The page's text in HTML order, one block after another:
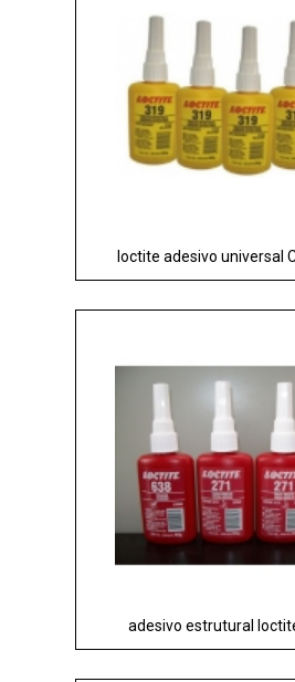
loctite adesivo universal
adesivo estrutural